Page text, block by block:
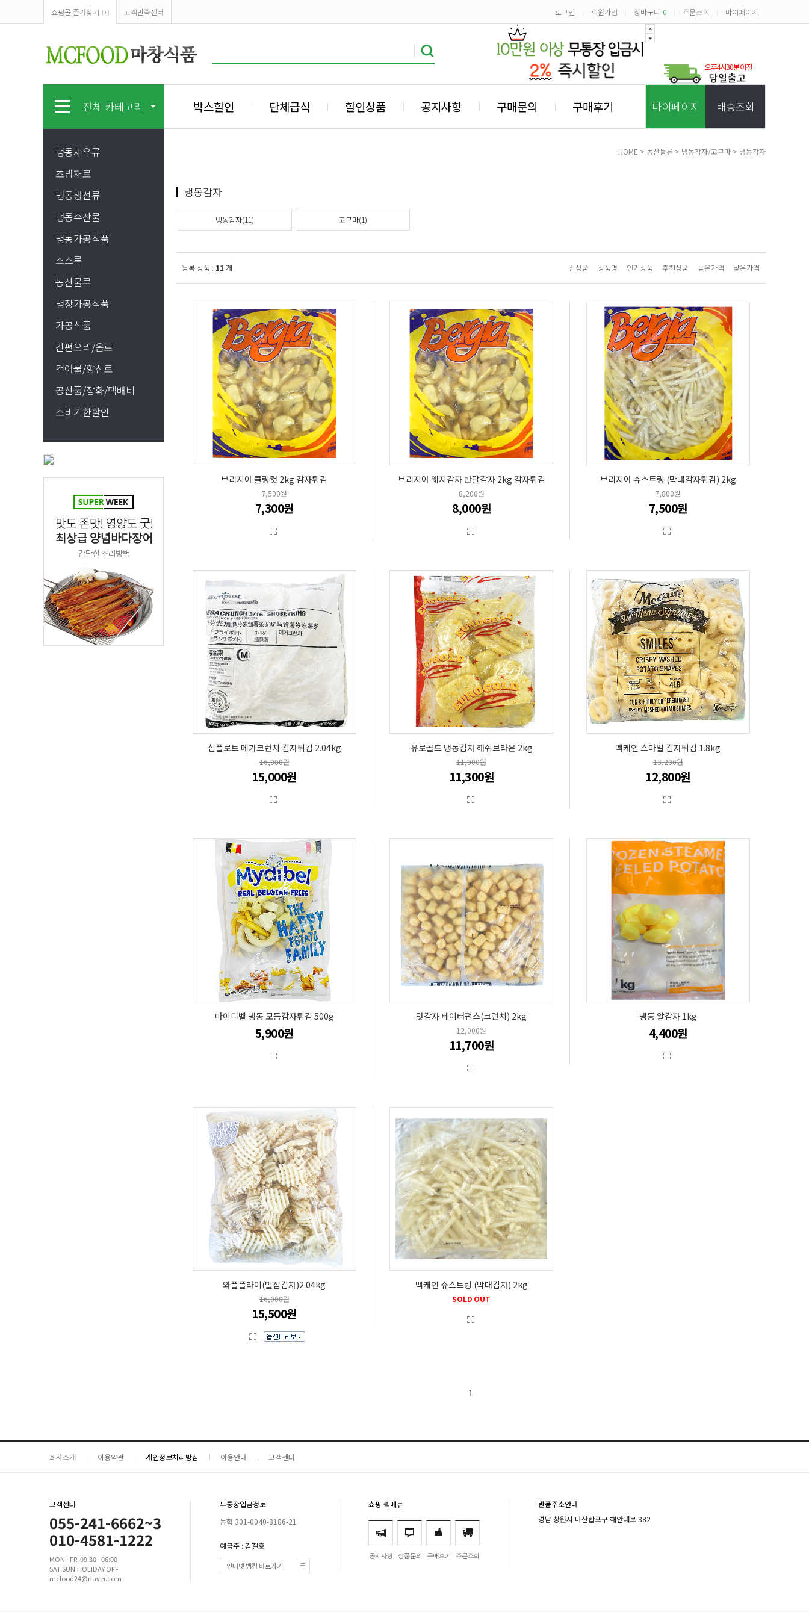
쇼핑몰 즐겨찾기 고객만족센터 로그인 회원가입 장바구니 0 주문조회 마이페이지
전체 카테고리 박스할인 단체급식 할인상품 공지사항 구매문의 구매후기 마이페이지 배송조회
냉동새우류
초밥재료
냉동생선류
냉동수산물
냉동가공식품
소스류
농산물류
냉장가공식품
가공식품
간편요리/음료
건어물/향신료
공산품/잡화/택배비
소비기한할인
HOME > 농산물류 > 냉동감자/고구마 > 냉동감자
냉동감자
냉동감자(11) 고구마(1)
등록 상품 : 11 개 신상품 상품명 인기상품 추천상품 높은가격 낮은가격
브리지아 클링컷 2kg 감자튀김
7,500원
7,300원
브리지아 웨지감자 반달감자 2kg 감자튀김
8,200원
8,000원
브리지아 슈스트링 (막대감자튀김) 2kg
7,800원
7,500원
심플로트 메가크런치 감자튀김 2.04kg
16,000원
15,000원
유로골드 냉동감자 해쉬브라운 2kg
11,900원
11,300원
멕케인 스마일 감자튀김 1.8kg
13,200원
12,800원
마이디벨 냉동 모듬감자튀김 500g
5,900원
맛감자 테이터펍스(크런치) 2kg
12,000원
11,700원
냉동 알감자 1kg
4,400원
와플플라이(벌집감자)2.04kg
16,000원
15,500원
맥케인 슈스트링 (막대감자) 2kg
SOLD OUT
1
회사소개 이용약관 개인정보처리방침 이용안내 고객센터
고객센터
055-241-6662~3
010-4581-1222
MON - FRI 09:30 - 06:00
SAT.SUN.HOLIDAY OFF
mcfood24@naver.com
무통장입금정보
농협 301-0040-8186-21
예금주 : 김철호
인터넷 뱅킹 바로가기
쇼핑 퀵메뉴
공지사항 상품문의 구매후기 주문조회
반품주소안내
경남 창원시 마산합포구 해안대로 382